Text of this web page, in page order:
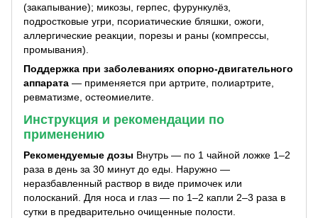
(закапывание); микозы, герпес, фурункулёз,
подростковые угри, псориатические бляшки, ожоги,
аллергические реакции, порезы и раны (компрессы,
промывания).
Поддержка при заболеваниях опорно-двигательного
аппарата — применяется при артрите, полиартрите,
ревматизме, остеомиелите.
Инструкция и рекомендации по
применению
Рекомендуемые дозы Внутрь — по 1 чайной ложке 1–2
раза в день за 30 минут до еды. Наружно —
неразбавленный раствор в виде примочек или
полосканий. Для носа и глаз — по 1–2 капли 2–3 раза в
сутки в предварительно очищенные полости.